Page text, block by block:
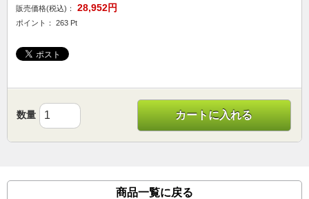
販売価格(税込)：
28,952円
ポイント： 263 Pt
数量 カートに入れる
商品一覧に戻る